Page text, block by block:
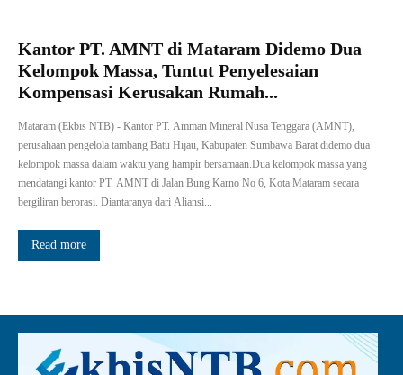
Kantor PT. AMNT di Mataram Didemo Dua
Kelompok Massa, Tuntut Penyelesaian
Kompensasi Kerusakan Rumah...
Mataram (Ekbis NTB) - Kantor PT. Amman Mineral Nusa Tenggara (AMNT),
perusahaan pengelola tambang Batu Hijau, Kabupaten Sumbawa Barat didemo dua
kelompok massa dalam waktu yang hampir bersamaan.Dua kelompok massa yang
mendatangi kantor PT. AMNT di Jalan Bung Karno No 6, Kota Mataram secara
bergiliran berorasi. Diantaranya dari Aliansi...
Read more